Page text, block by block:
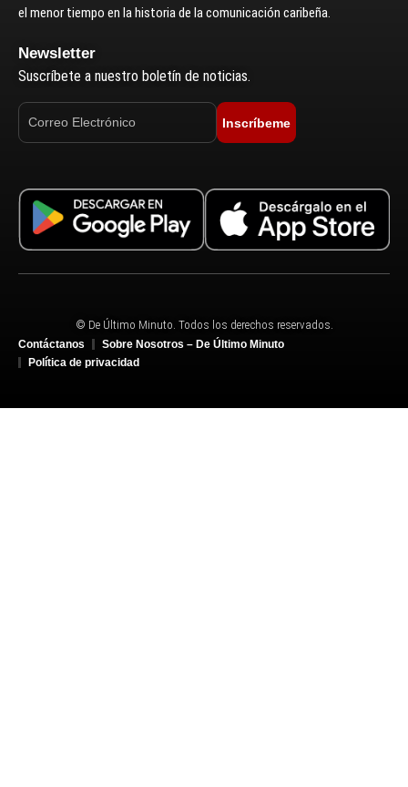
el menor tiempo en la historia de la comunicación caribeña.
Newsletter
Suscríbete a nuestro boletín de noticias.
Inscríbeme
© De Último Minuto. Todos los derechos reservados.
Contáctanos
Sobre Nosotros – De Último Minuto
Política de privacidad